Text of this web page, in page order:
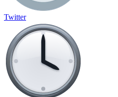
Twitter